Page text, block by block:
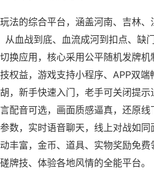
法的综合平台，涵盖河南、吉林
血战到底、血流成河到扣点、缺
换应用，核心采用公平随机发牌
权益，游戏支持小程序、APP双端
，新手快速入门，老手可关闭提
配音可选，画面质感逼真，还原
数，实时语音聊天，线上对战如同
丰富，金币、道具、实物奖励免
牌技、体验各地风情的全能平台。